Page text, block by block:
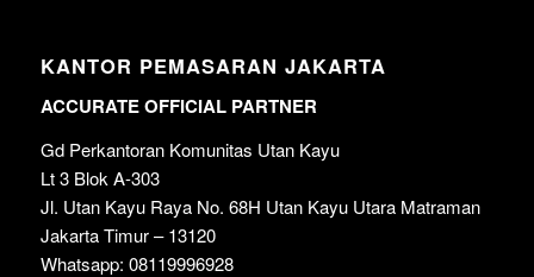
KANTOR PEMASARAN JAKARTA
ACCURATE OFFICIAL PARTNER
Gd Perkantoran Komunitas Utan Kayu
Lt 3 Blok A-303
Jl. Utan Kayu Raya No. 68H Utan Kayu Utara Matraman
Jakarta Timur – 13120
Whatsapp: 08119996928